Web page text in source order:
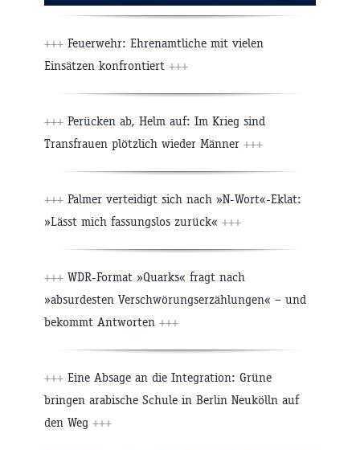
+++ Feuerwehr: Ehrenamtliche mit vielen
Einsätzen konfrontiert +++
+++ Perücken ab, Helm auf: Im Krieg sind
Transfrauen plötzlich wieder Männer +++
+++ Palmer verteidigt sich nach »N-Wort«-Eklat:
»Lässt mich fassungslos zurück« +++
+++ WDR-Format »Quarks« fragt nach
»absurdesten Verschwörungserzählungen« – und
bekommt Antworten +++
+++ Eine Absage an die Integration: Grüne
bringen arabische Schule in Berlin Neukölln auf
den Weg +++